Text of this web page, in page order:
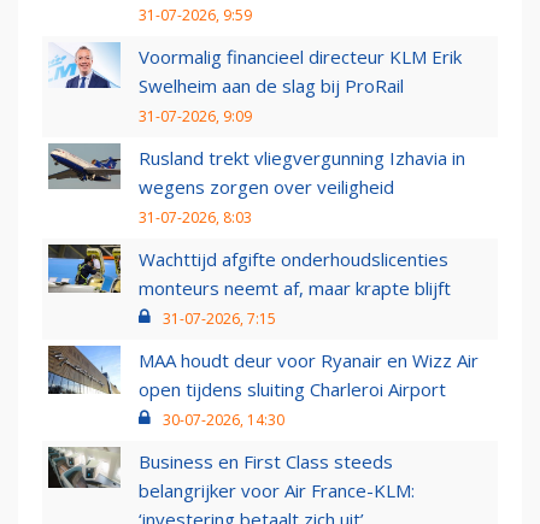
31-07-2026, 9:59
Voormalig financieel directeur KLM Erik
Swelheim aan de slag bij ProRail
31-07-2026, 9:09
Rusland trekt vliegvergunning Izhavia in
wegens zorgen over veiligheid
31-07-2026, 8:03
Wachttijd afgifte onderhoudslicenties
monteurs neemt af, maar krapte blijft
31-07-2026, 7:15
MAA houdt deur voor Ryanair en Wizz Air
open tijdens sluiting Charleroi Airport
30-07-2026, 14:30
Business en First Class steeds
belangrijker voor Air France-KLM: